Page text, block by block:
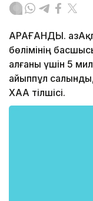
ҚАРАҒАНДЫ.
бөлімінің
алғаны үшін 5
айыппұл
ХАА тілшісі.